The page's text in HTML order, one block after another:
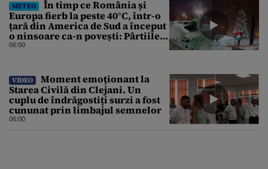
METEO
În timp ce România și
Europa fierb la peste 40°C, într-o
țară din America de Sud a început
o ninsoare ca-n povești: Pârtiile
s-au umplut de schiori
06:00
VIDEO
Moment emoționant la
Starea Civilă din Clejani. Un
cuplu de îndrăgostiți surzi a fost
cununat prin limbajul semnelor
06:00